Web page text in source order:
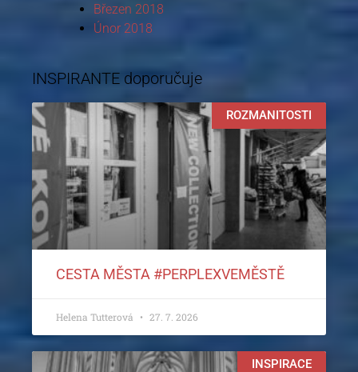
Březen 2018
Únor 2018
INSPIRANTE doporučuje
ROZMANITOSTI
CESTA MĚSTA #PERPLEXVEMĚSTĚ
Helena Tutterová 27. 7. 2026
INSPIRACE